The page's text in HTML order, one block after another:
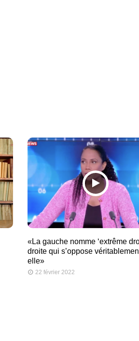
«La gauche nomme ‘extrême
droite qui s’oppose
elle»
22 février 2022